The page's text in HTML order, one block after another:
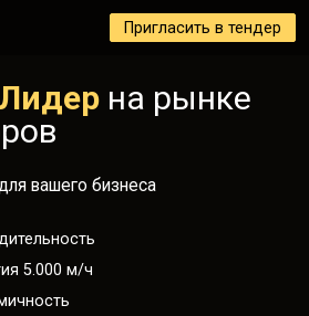
Пригласить в тендер
Лидер на рынке
вашего бизнеса
5.000 м/ч